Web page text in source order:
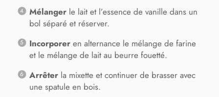
Mélangerle lait et l’essence de vanille dans un
bol séparé et réserver.
Incorporeren alternance le mélange de farine
et le mélange de lait au beurre fouetté.
Arrêterla mixette et continuer de brasser avec
une spatule en bois.